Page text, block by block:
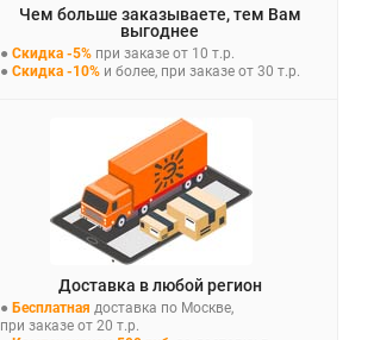
Чем больше заказываете, тем Вам
выгоднее
● Скидка -5% при заказе от 10 т.р.
● Скидка -10% и более, при заказе от 30 т.р.
Доставка в любой регион
● Бесплатная доставка по Москве,
при заказе от 20 т.р.